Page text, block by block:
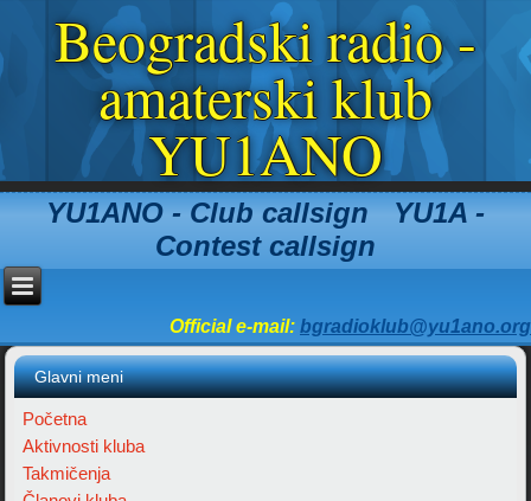
Beogradski radio -
amaterski klub
YU1ANO
YU1ANO - Club callsign YU1A -
Contest callsign
Official e-mail: bgradioklub@yu1ano.org
Glavni meni
Početna
Aktivnosti kluba
Takmičenja